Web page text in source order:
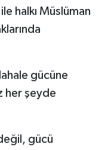
halkı Müslüman
gücüne
her şeyde
gücü